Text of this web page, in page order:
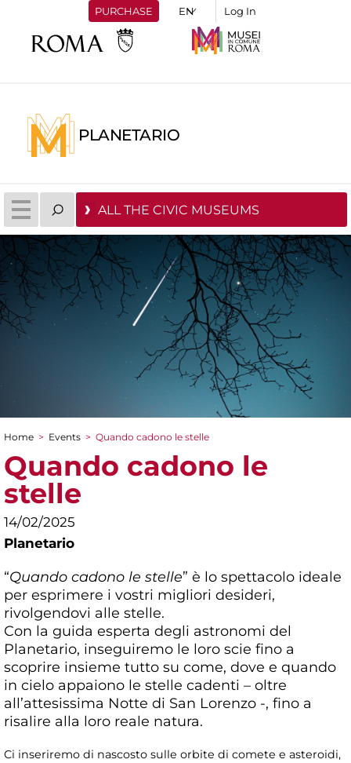
PURCHASE Log In
PLANETARIO
ALL THE CIVIC MUSEUMS
You are here
Home > Events > Quando cadono le stelle
Quando cadono le
stelle
14/02/2025
Planetario
“Quando cadono le stelle” è lo spettacolo ideale
per esprimere i vostri migliori desideri,
rivolgendovi alle stelle.
Con la guida esperta degli astronomi del
Planetario, inseguiremo le loro scie fino a
scoprire insieme tutto su come, dove e quando
in cielo appaiono le stelle cadenti – oltre
all’attesissima Notte di San Lorenzo -, fino a
risalire alla loro reale natura.
Ci inseriremo di nascosto sulle orbite di comete e asteroidi,